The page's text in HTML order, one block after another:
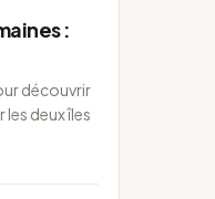
:
découvrir
deux îles